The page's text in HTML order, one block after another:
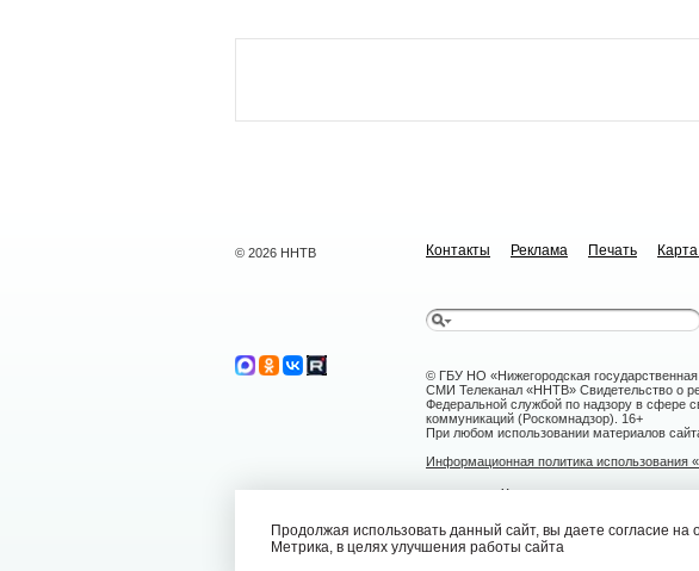
© 2026 ННТВ Контакты Реклама Печать
© ГБУ НО «Нижегородская
СМИ Телеканал «ННТВ» Свидетельство о
Федеральной службой по надзору в сфере
коммуникаций (Роскомнадзор). 16+
При любом использовании материалов
Информационная политика использования
nntv@nntv.tv
Продолжая использовать данный сайт, вы даете согласие на
Метрика, в целях улучшения работы сайта